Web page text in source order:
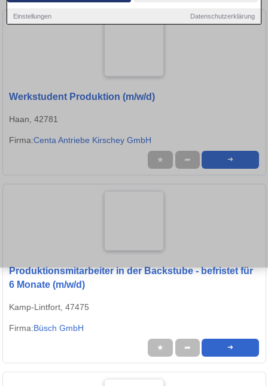
Einstellungen Datenschutzerklärung
Werkstudent Produktion (m/w/d)
Haan, 42781
Firma:Centa Antriebe Kirschey GmbH
★ ➦ ➜
Produktionsmitarbeiter in der Backstube - befristet für
6 Monate (m/w/d)
Kamp-Lintfort, 47475
Firma:Büsch GmbH
★ ➦ ➜